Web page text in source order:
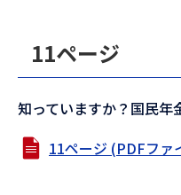
11ページ
知っていますか？国民年
11ページ (PDFファ